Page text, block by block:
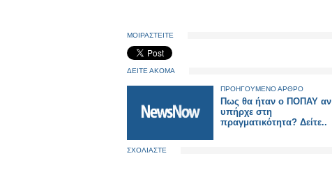
ΜΟΙΡΑΣΤΕΙΤΕ
ΔΕΙΤΕ ΑΚΟΜΑ
ΠΡΟΗΓΟΥΜΕΝΟ ΑΡΘΡΟ
Πως θα ήταν ο ΠΟΠΑΥ αν
υπήρχε στη
πραγματικότητα? Δείτε..
ΣΧΟΛΙΑΣΤΕ